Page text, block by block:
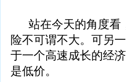
站在今天的角度看
险不可谓不大。可另
于一个高速成长的经
是低价。